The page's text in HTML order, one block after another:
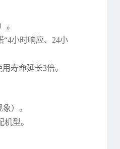
。
小时响应、24小
寿命延长3倍。
）。
型。